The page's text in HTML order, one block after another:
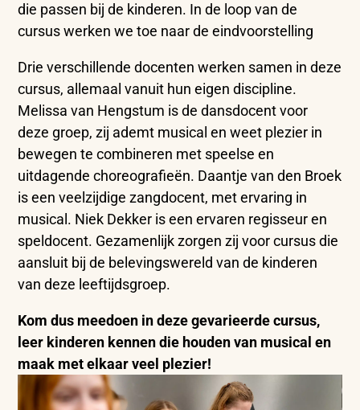
die passen bij de kinderen. In de loop van de
cursus werken we toe naar de eindvoorstelling
Drie verschillende docenten werken samen in deze
cursus, allemaal vanuit hun eigen discipline.
Melissa van Hengstum is de dansdocent voor
deze groep, zij ademt musical en weet plezier in
bewegen te combineren met speelse en
uitdagende choreografieën. Daantje van den Broek
is een veelzijdige zangdocent, met ervaring in
musical. Niek Dekker is een ervaren regisseur en
speldocent. Gezamenlijk zorgen zij voor cursus die
aansluit bij de belevingswereld van de kinderen
van deze leeftijdsgroep.
Kom dus meedoen in deze gevarieerde cursus,
leer kinderen kennen die houden van musical en
maak met elkaar veel plezier!